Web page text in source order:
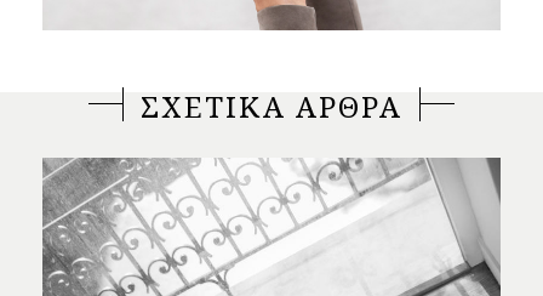
ΣΧΕΤΙΚΑ ΑΡΘΡΑ